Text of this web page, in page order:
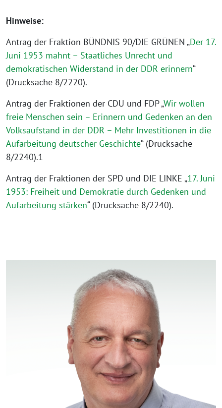
Hinweise:
Antrag der Fraktion BÜNDNIS 90/DIE GRÜNEN „Der 17.
Juni 1953 mahnt – Staatliches Unrecht und
demokratischen Widerstand in der DDR erinnern“
(Drucksache 8/2220).
Antrag der Fraktionen der CDU und FDP „Wir wollen
freie Menschen sein – Erinnern und Gedenken an den
Volksaufstand in der DDR – Mehr Investitionen in die
Aufarbeitung deutscher Geschichte“ (Drucksache
8/2240).1
Antrag der Fraktionen der SPD und DIE LINKE „17. Juni
1953: Freiheit und Demokratie durch Gedenken und
Aufarbeitung stärken“ (Drucksache 8/2240).